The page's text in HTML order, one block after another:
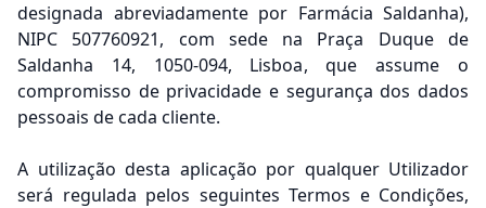
designada abreviadamente por Farmácia Saldanha),
NIPC 507760921, com sede na Praça Duque de
Saldanha 14, 1050-094, Lisboa, que assume o
compromisso de privacidade e segurança dos dados
pessoais de cada cliente.
A utilização desta aplicação por qualquer Utilizador
será regulada pelos seguintes Termos e Condições,